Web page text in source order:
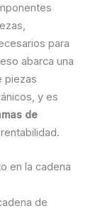
para
abarca una
piezas
y es
de
en la cadena
de